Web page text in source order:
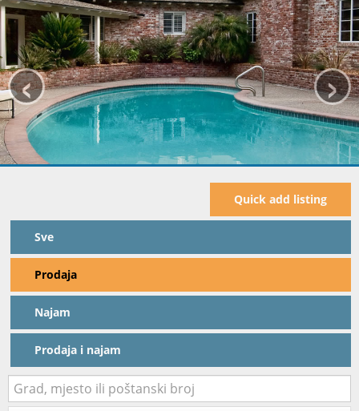
AGENTI
IZDVOJENE
O NAMA
KONTAKT
‹ ›
Quick add listing
Sve
Prodaja
Najam
Prodaja i najam